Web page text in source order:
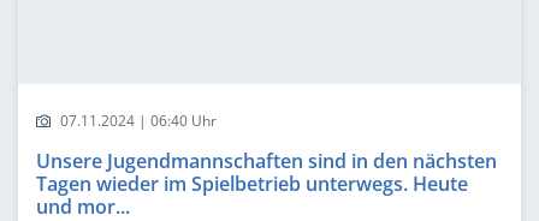
07.11.2024 | 06:40 Uhr
Unsere Jugendmannschaften sind in den nächsten
Tagen wieder im Spielbetrieb unterwegs. Heute
und mor...